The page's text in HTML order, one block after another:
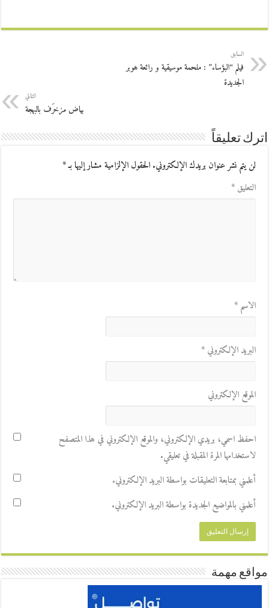
السابق
فيلم “البؤساء” : ملحمة موسيقية و رائعة هوبر
الجديدة
التالي
بياض مزخرَف بالبهجة
اترك تعليقاً
لن يتم نشر عنوان بريدك الإلكتروني.الحقول الإلزامية مشار إليها بـ*
التعليق*
الاسم*
البريد الإلكتروني*
الموقع الإلكتروني
احفظ اسمي، بريدي الإلكتروني، والموقع الإلكتروني في هذا المتصفح
لاستخدامها المرة المقبلة في تعليقي.
أعلمني بمتابعة التعليقات بواسطة البريد الإلكتروني.
أعلمني بالمواضيع الجديدة بواسطة البريد الإلكتروني.
مواقع مهمة